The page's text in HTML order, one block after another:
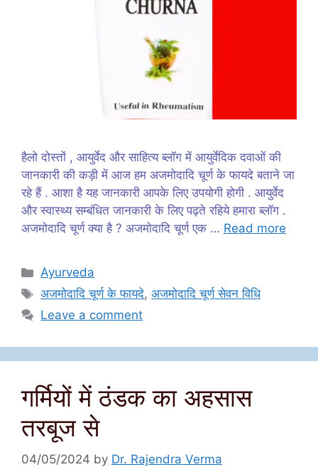
हैलो दोस्तों , आयुर्वेद और साहित्य ब्लॉग में आयुर्वेदिक दवाओं की
जानकारी की कड़ी में आज हम अजमोदादि चूर्ण के फायदे बताने जा
रहे हैं . आशा है यह जानकारी आपके लिए उपयोगी होगी . आयुर्वेद
और स्वास्थ्य सम्बंधित जानकारी के लिए पढ़ते रहिये हमारा ब्लॉग .
अजमोदादि चूर्ण क्या है ? अजमोदादि चूर्ण एक … Read more
Categories
Ayurveda
Tags
अजमोदादि चूर्ण के फायदे,अजमोदादि चूर्ण सेवन विधि
Leave a comment
गर्मियों में ठंडक का अहसास
तरबूज से
04/05/2024 by Dr. Rajendra Verma